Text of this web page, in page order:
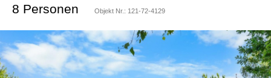
8 Personen Objekt Nr.: 121-72-4129